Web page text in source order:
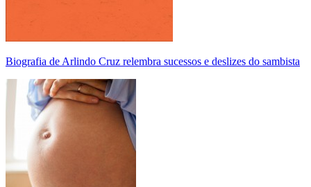
Biografia de Arlindo Cruz relembra sucessos e deslizes do sambista